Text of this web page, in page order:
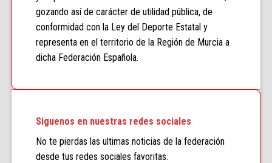
gozando así de carácter de utilidad pública, de
conformidad con la Ley del Deporte Estatal y
representa en el territorio de la Región de Murcia a
dicha Federación Española.
Siguenos en nuestras redes sociales
No te pierdas las ultimas noticias de la federación
desde tus redes sociales favoritas.